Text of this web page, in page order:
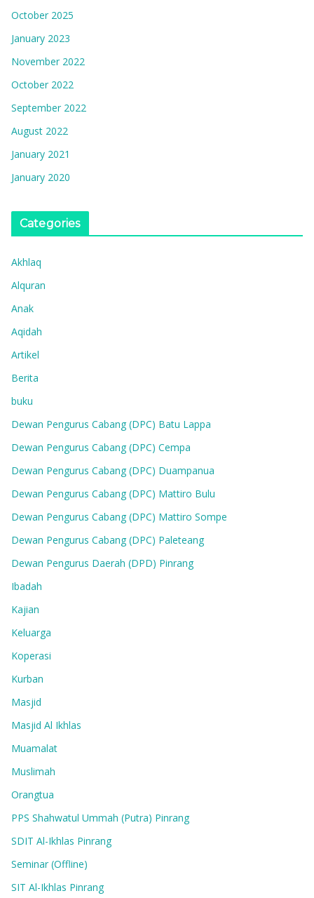
October 2025
January 2023
November 2022
October 2022
September 2022
August 2022
January 2021
January 2020
Categories
Akhlaq
Alquran
Anak
Aqidah
Artikel
Berita
buku
Dewan Pengurus Cabang (DPC) Batu Lappa
Dewan Pengurus Cabang (DPC) Cempa
Dewan Pengurus Cabang (DPC) Duampanua
Dewan Pengurus Cabang (DPC) Mattiro Bulu
Dewan Pengurus Cabang (DPC) Mattiro Sompe
Dewan Pengurus Cabang (DPC) Paleteang
Dewan Pengurus Daerah (DPD) Pinrang
Ibadah
Kajian
Keluarga
Koperasi
Kurban
Masjid
Masjid Al Ikhlas
Muamalat
Muslimah
Orangtua
PPS Shahwatul Ummah (Putra) Pinrang
SDIT Al-Ikhlas Pinrang
Seminar (Offline)
SIT Al-Ikhlas Pinrang